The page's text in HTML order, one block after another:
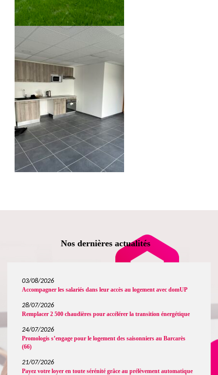
Nos dernières actualités
03/08/2026
Accompagner les salariés dans leur accès au logement avec domUP
28/07/2026
Remplacer 2 500 chaudières pour accélérer la transition énergétique
24/07/2026
Promologis s’engage pour le logement des saisonniers au Barcarès
(66)
21/07/2026
Payez votre loyer en toute sérénité grâce au prélèvement automatique